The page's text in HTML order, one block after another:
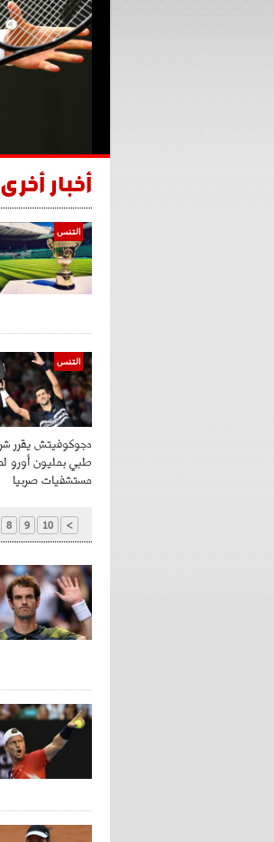
أخبار أخرى
التنس
التنس
دجوكوفيتش يقرر
طبي بمليون أورو
مستشفيات صربيا
8 9 10 >